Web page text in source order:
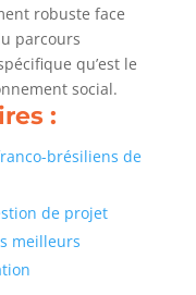
robuste face
parcours
qu’est le
social.
:
brésiliens de
de projet
meilleurs